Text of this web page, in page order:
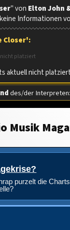
" von Elton John
Informationen
Closer':
nicht platziert
aktuell nicht platziert
des/der Interpreten:
Musik
purzelt die